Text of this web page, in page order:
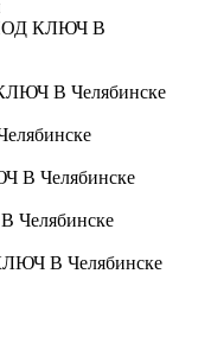
КЛЮЧ В
В Челябинске
В Челябинске
В Челябинске